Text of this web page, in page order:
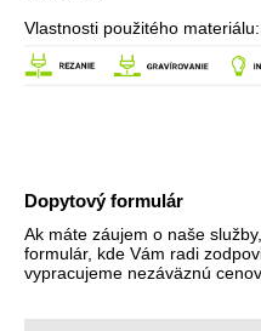
Vlastnosti použitého materiálu:
Dopytový formulár
Ak máte záujem o naše
formulár, kde Vám radi
vypracujeme nezáväznú